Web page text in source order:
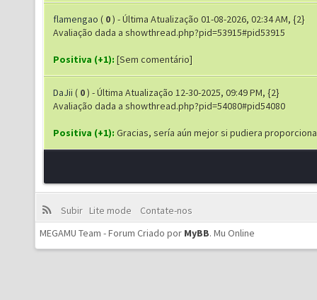
flamengao ( 0) - Última Atualização 01-08-2026, 02:34 AM, {2}
Avaliação dada a showthread.php?pid=53915#pid53915
Positiva (+1): [Sem comentário]
DaJii ( 0) - Última Atualização 12-30-2025, 09:49 PM, {2}
Avaliação dada a showthread.php?pid=54080#pid54080
Positiva (+1): Gracias, sería aún mejor si pudiera
Subir Lite mode
Contate-nos
MEGAMU Team - Forum Criado por MyBB. Mu Online